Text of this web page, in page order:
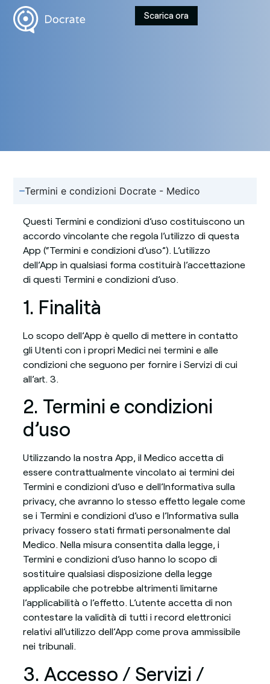
Scarica ora
Termini e condizioni Docrate - Medico
Questi Termini e condizioni d’uso costituiscono un
accordo vincolante che regola l’utilizzo di questa
App (“Termini e condizioni d’uso”). L’utilizzo
dell’App in qualsiasi forma costituirà l’accettazione
di questi Termini e condizioni d’uso.
1. Finalità
Lo scopo dell’App è quello di mettere in contatto
gli Utenti con i propri Medici nei termini e alle
condizioni che seguono per fornire i Servizi di cui
all’art. 3.
2. Termini e condizioni
d’uso
Utilizzando la nostra App, il Medico accetta di
essere contrattualmente vincolato ai termini dei
Termini e condizioni d’uso e dell’Informativa sulla
privacy, che avranno lo stesso effetto legale come
se i Termini e condizioni d’uso e l’Informativa sulla
privacy fossero stati firmati personalmente dal
Medico. Nella misura consentita dalla legge, i
Termini e condizioni d’uso hanno lo scopo di
sostituire qualsiasi disposizione della legge
applicabile che potrebbe altrimenti limitarne
l’applicabilità o l’effetto. L’utente accetta di non
contestare la validità di tutti i record elettronici
relativi all’utilizzo dell’App come prova ammissibile
nei tribunali.
3. Accesso / Servizi /